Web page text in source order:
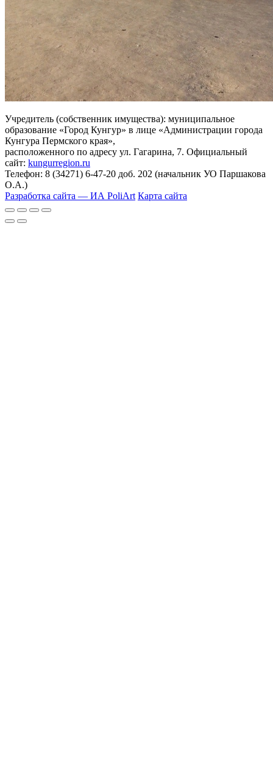
Учредитель (собственник имущества): муниципальное
образование «Город Кунгур» в лице «Администрации города
Кунгура Пермского края»,
расположенного по адресу ул. Гагарина, 7. Официальный
сайт: kungurregion.ru
Телефон: 8 (34271) 6-47-20 доб. 202 (начальник УО Паршакова
О.А.)
Разработка сайта — ИА PoliArt Карта сайта